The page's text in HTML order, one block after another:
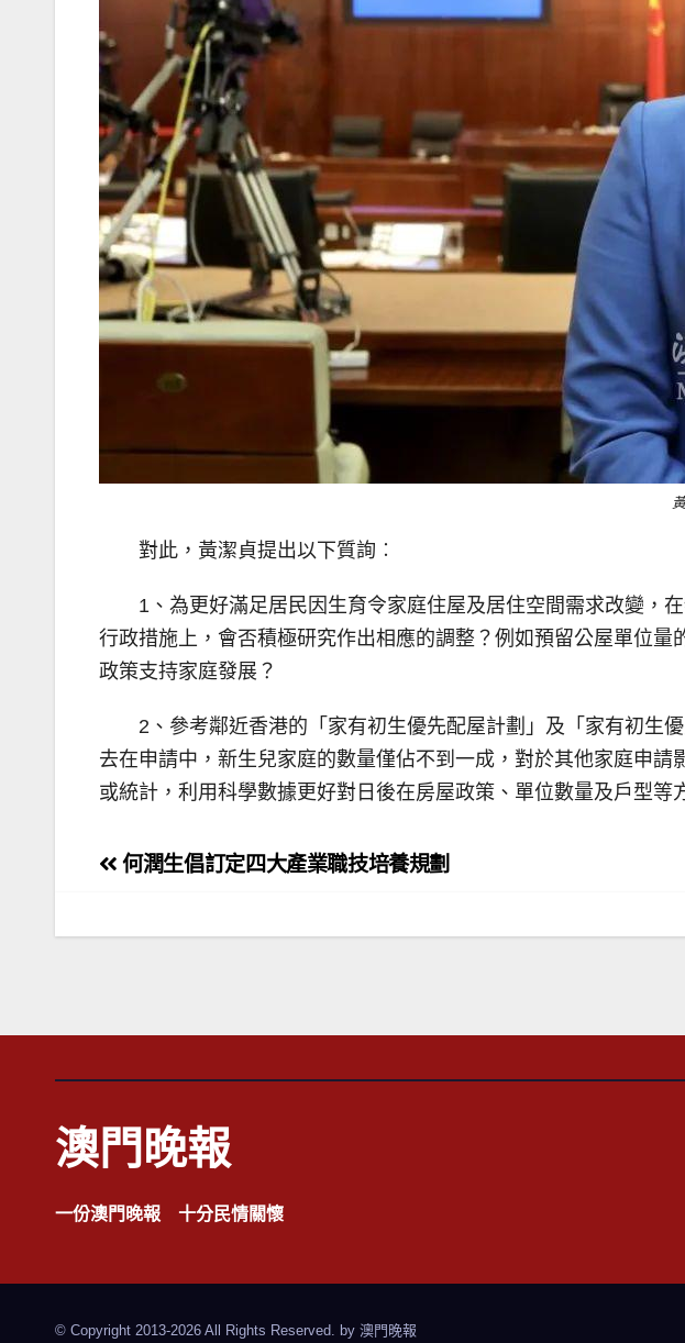
對此，黃潔貞提出以下質詢︰
1、為更好滿足居民因生育令家庭住屋及居住空間需求改變，
行政措施上，會否積極研究作出相應的調整？例如預留公屋單位
政策支持家庭發展？
2、參考鄰近香港的「家有初生優先配屋計劃」及「家有初生
去在申請中，新生兒家庭的數量僅佔不到一成，對於其他家庭申
或統計，利用科學數據更好對日後在房屋政策、單位數量及戶型等
文
導
何潤生倡訂定四大產業職技培養規劃
澳門晚報
一份澳門晚報 十分民情關懷
© Copyright 2013-2026 All Rights Reserved. by 澳門晚報